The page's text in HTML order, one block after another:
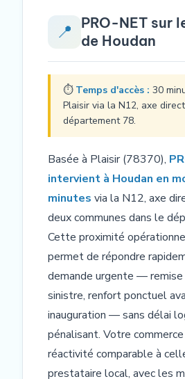
📍
PRO-NET sur
de Houdan
⏱ Temps d'accès : 30
Plaisir via la N12, axe
département 78.
Basée à Plaisir (78370),
intervient à Houdan en
minutes via la N12, axe
deux communes dans le
Cette proximité
permet de répondre
demande urgente —
sinistre, renfort ponctuel
inauguration — sans délai
pénalisant. Votre
réactivité comparable à
prestataire local, avec les